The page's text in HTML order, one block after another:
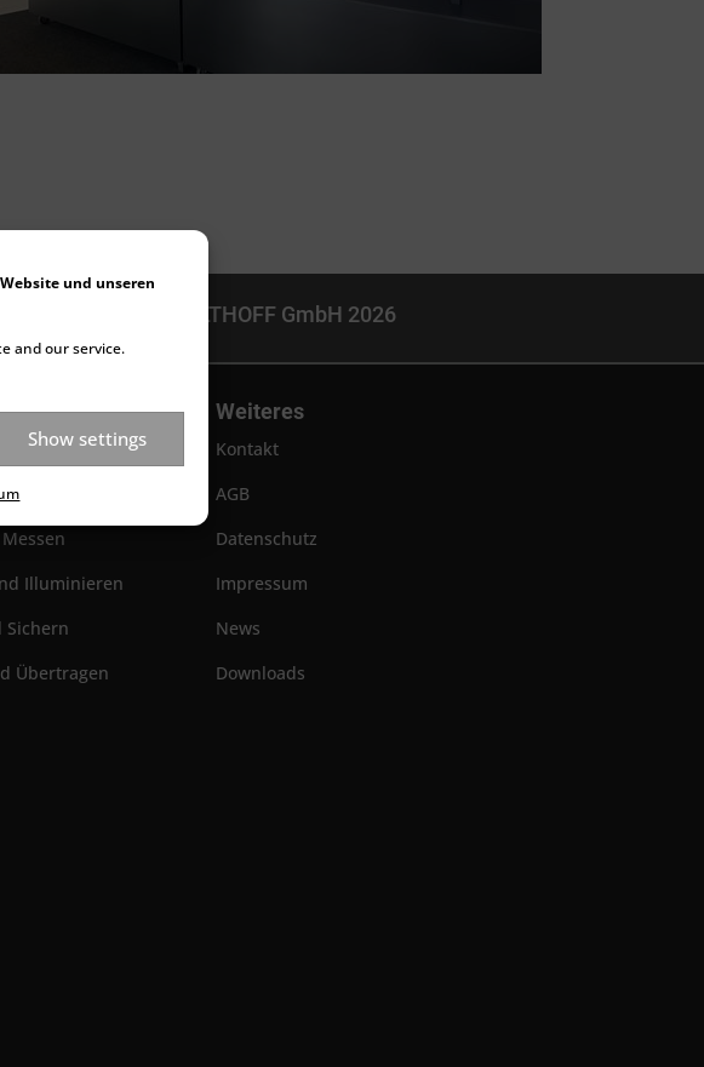
und unseren
and our service.
Show settings
• © KALTHOFF GmbH 2026
Verteilen
Illuminieren
Sichern
Übertragen
Weiteres
Kontakt
AGB
Datenschutz
Impressum
News
Downloads